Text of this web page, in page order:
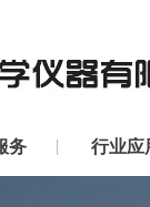
务 行业应